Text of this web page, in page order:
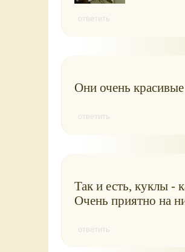
ответить
Они очень
ответить
Так и есть, куклы -
Очень приятно на
ответить